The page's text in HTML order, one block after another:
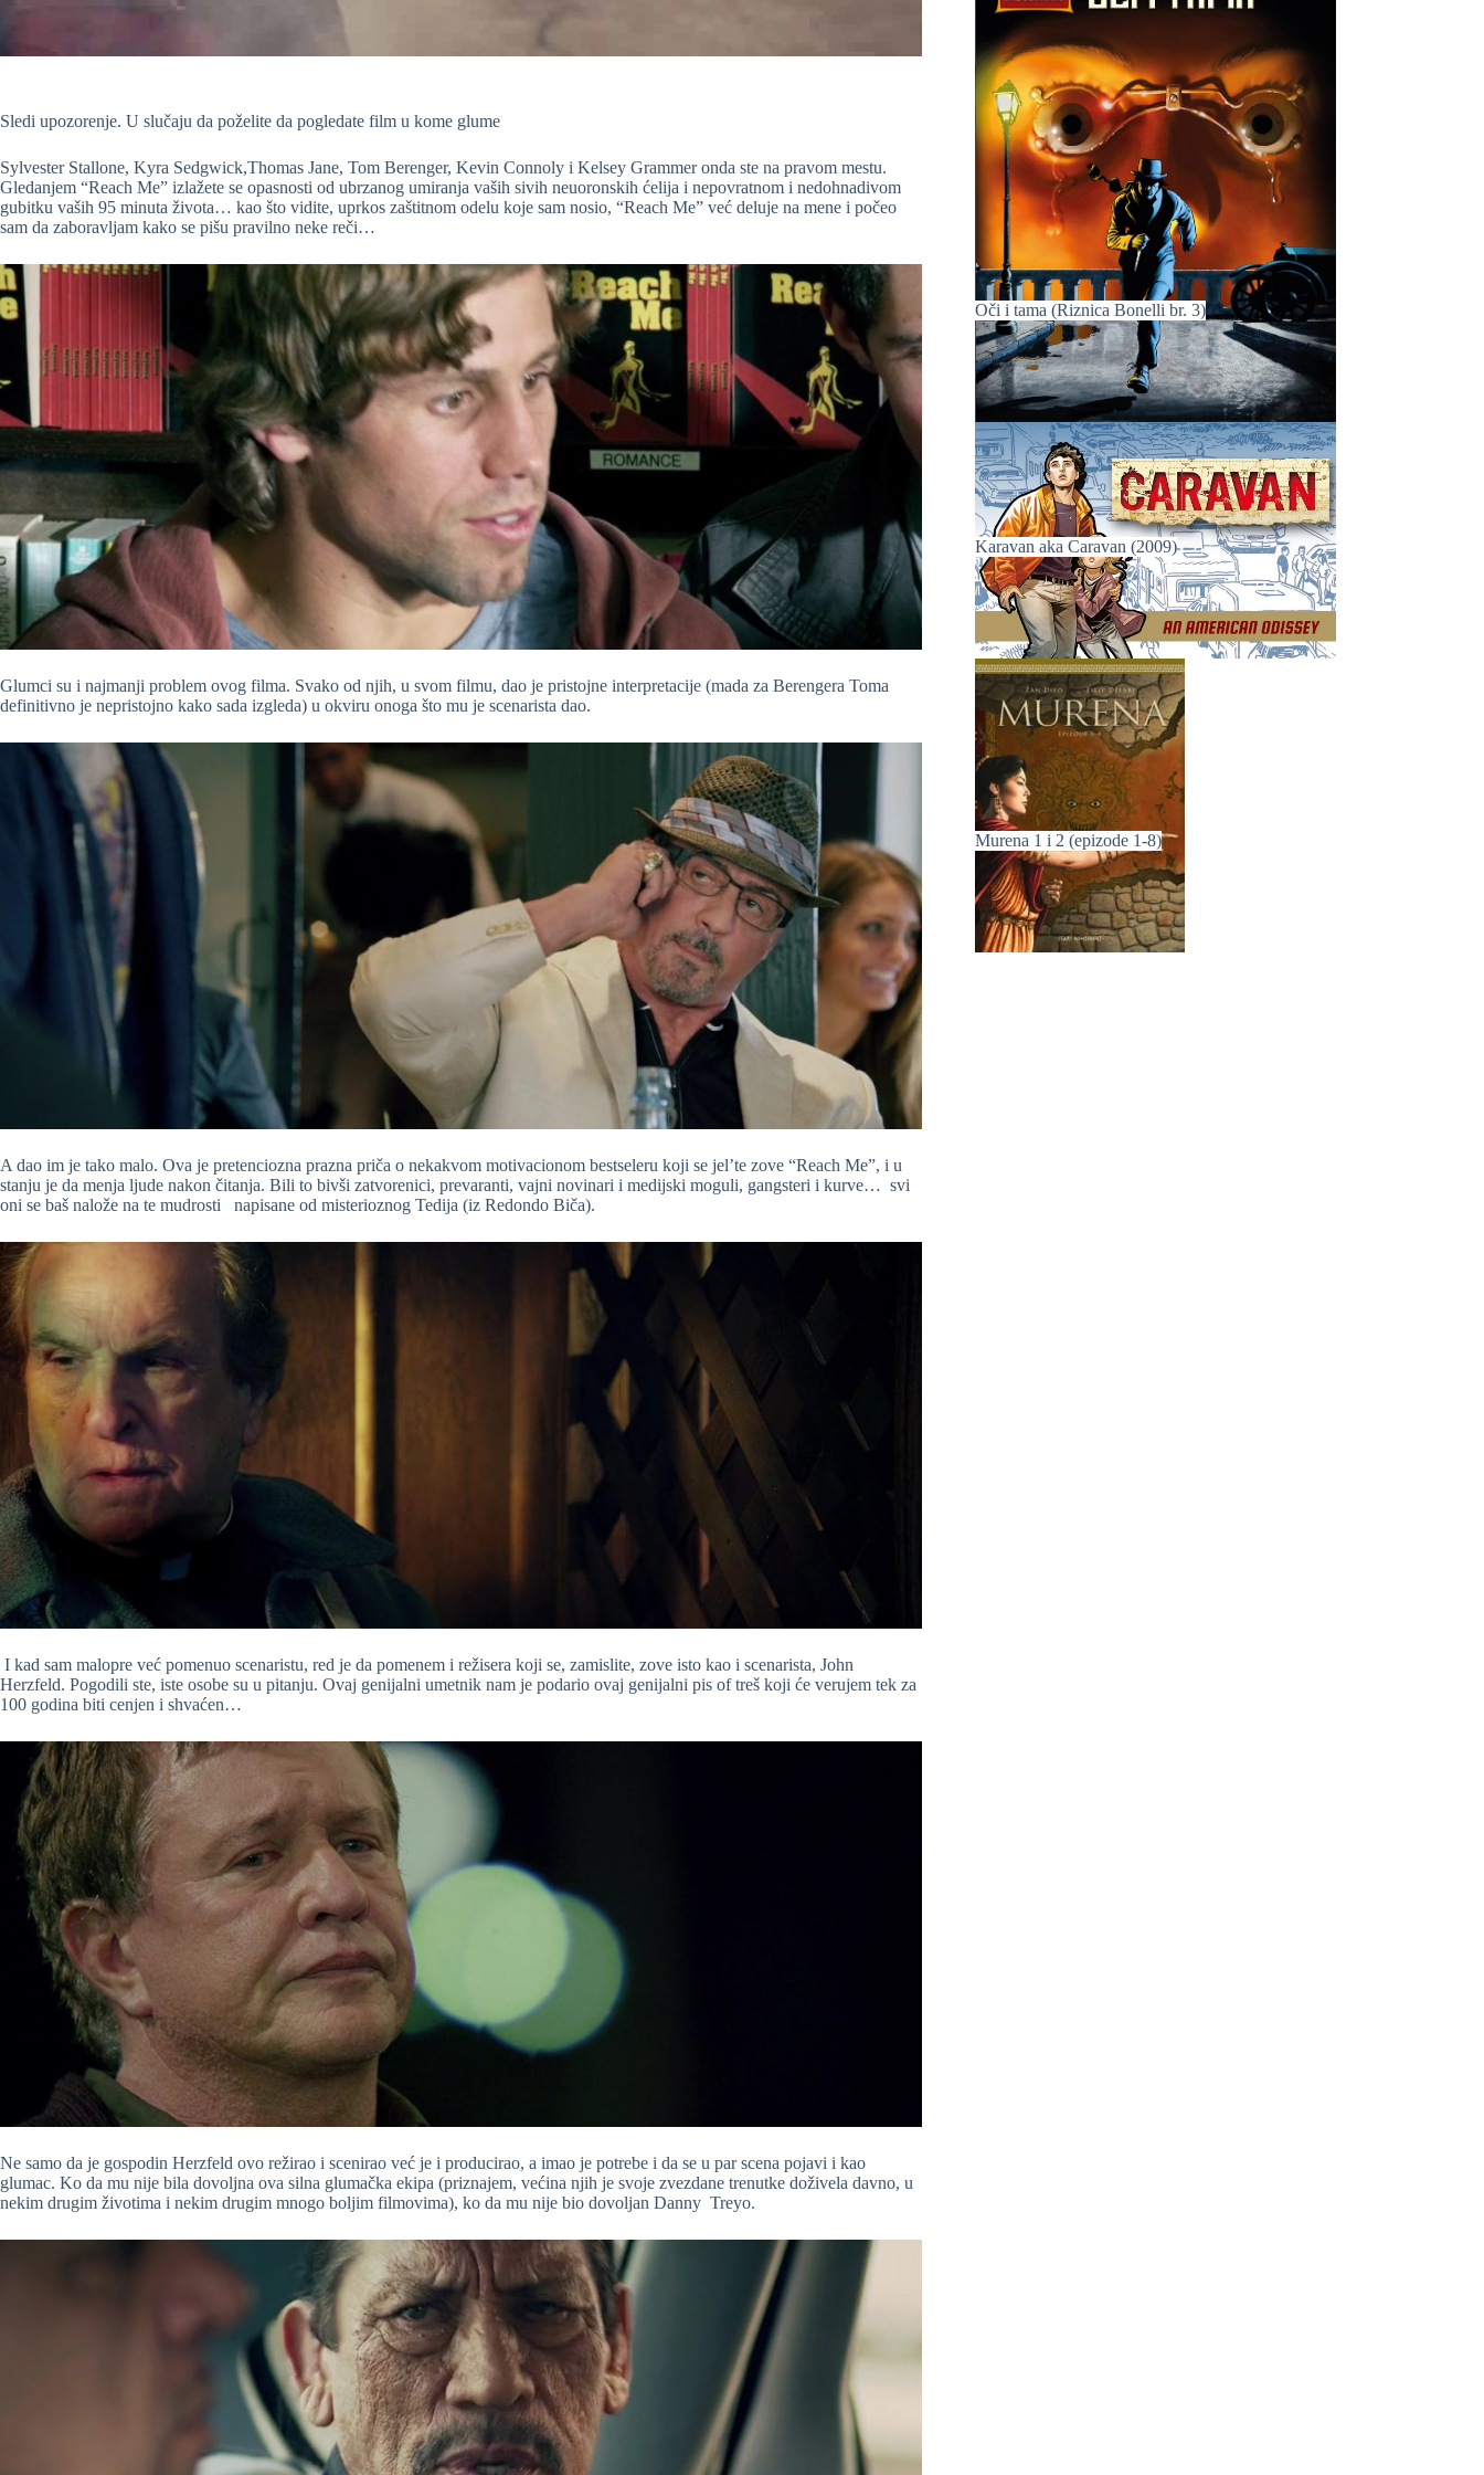
Sledi upozorenje. U slučaju da poželite da pogledate film u kome glume
Sylvester Stallone, Kyra Sedgwick,Thomas Jane, Tom Berenger, Kevin Connoly i Kelsey Grammer onda ste na pravom mestu.
Gledanjem “Reach Me” izlažete se opasnosti od ubrzanog umiranja vaših sivih neuoronskih ćelija i nepovratnom i nedohnadivom
gubitku vaših 95 minuta života… kao što vidite, uprkos zaštitnom odelu koje sam nosio, “Reach Me” već deluje na mene i počeo
sam da zaboravljam kako se pišu pravilno neke reči…
Glumci su i najmanji problem ovog filma. Svako od njih, u svom filmu, dao je pristojne interpretacije (mada za Berengera Toma
definitivno je nepristojno kako sada izgleda) u okviru onoga što mu je scenarista dao.
A dao im je tako malo. Ova je pretenciozna prazna priča o nekakvom motivacionom bestseleru koji se jel’te zove “Reach Me”, i u
stanju je da menja ljude nakon čitanja. Bili to bivši zatvorenici, prevaranti, vajni novinari i medijski moguli, gangsteri i kurve… svi
oni se baš nalože na te mudrosti napisane od misterioznog Tedija (iz Redondo Biča).
I kad sam malopre već pomenuo scenaristu, red je da pomenem i režisera koji se, zamislite, zove isto kao i scenarista, John
Herzfeld. Pogodili ste, iste osobe su u pitanju. Ovaj genijalni umetnik nam je podario ovaj genijalni pis of treš koji će verujem tek za
100 godina biti cenjen i shvaćen…
Ne samo da je gospodin Herzfeld ovo režirao i scenirao već je i producirao, a imao je potrebe i da se u par scena pojavi i kao
glumac. Ko da mu nije bila dovoljna ova silna glumačka ekipa (priznajem, većina njih je svoje zvezdane trenutke doživela davno, u
nekim drugim životima i nekim drugim mnogo boljim filmovima), ko da mu nije bio dovoljan Danny Treyo.
Oči i tama (Riznica Bonelli br. 3)
Karavan aka Caravan (2009)
Murena 1 i 2 (epizode 1-8)